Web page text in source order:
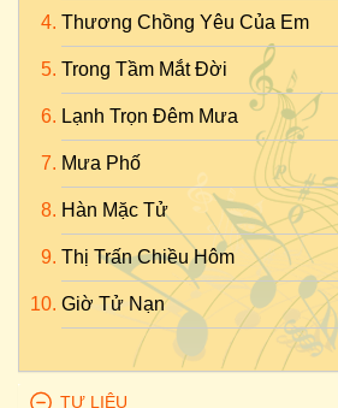
Thương Chồng Yêu Của Em
Trong Tầm Mắt Đời
Lạnh Trọn Đêm Mưa
Mưa Phố
Hàn Mặc Tử
Thị Trấn Chiều Hôm
Giờ Tử Nạn
TƯ LIỆU